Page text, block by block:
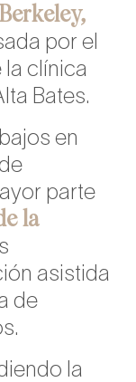
Berkeley,
por el
la clínica
Bates.
en
parte
la
asistida
de
la